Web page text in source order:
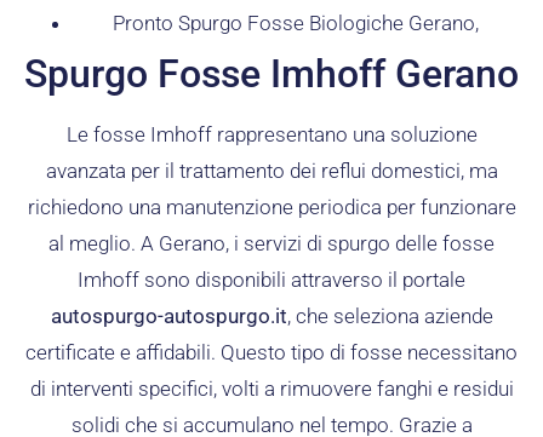
Pronto Spurgo Fosse Biologiche Gerano,
Spurgo Fosse Imhoff Gerano
Le fosse Imhoff rappresentano una soluzione
avanzata per il trattamento dei reflui domestici, ma
richiedono una manutenzione periodica per funzionare
al meglio. A Gerano, i servizi di spurgo delle fosse
Imhoff sono disponibili attraverso il portale
autospurgo-autospurgo.it, che seleziona aziende
certificate e affidabili. Questo tipo di fosse necessitano
di interventi specifici, volti a rimuovere fanghi e residui
solidi che si accumulano nel tempo. Grazie a